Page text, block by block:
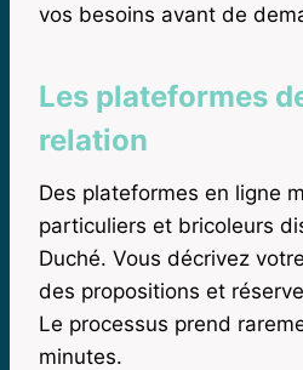
vos besoins avant de
Les plateformes
relation
Des plateformes en ligne
particuliers et bricoleurs
Duché. Vous décrivez
des propositions et
Le processus prend
minutes.